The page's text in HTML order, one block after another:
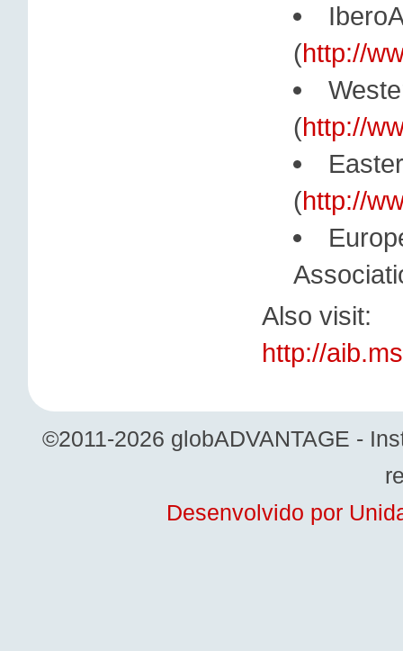
(http://
(http://
(http://
Also visit:
http://
©2011-2026 globADVANTAGE -
Desenvolvido por